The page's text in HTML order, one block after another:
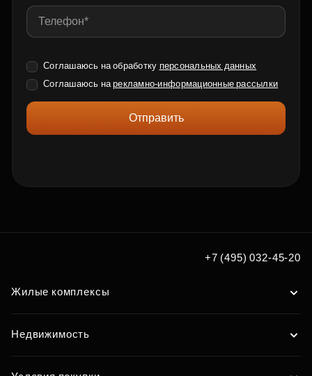
Соглашаюсь на обработку персональных данных
Соглашаюсь нарекламно-информационные рассылки
Отправить
+7 (495) 032-45-20
Жилые комплексы
Недвижимость